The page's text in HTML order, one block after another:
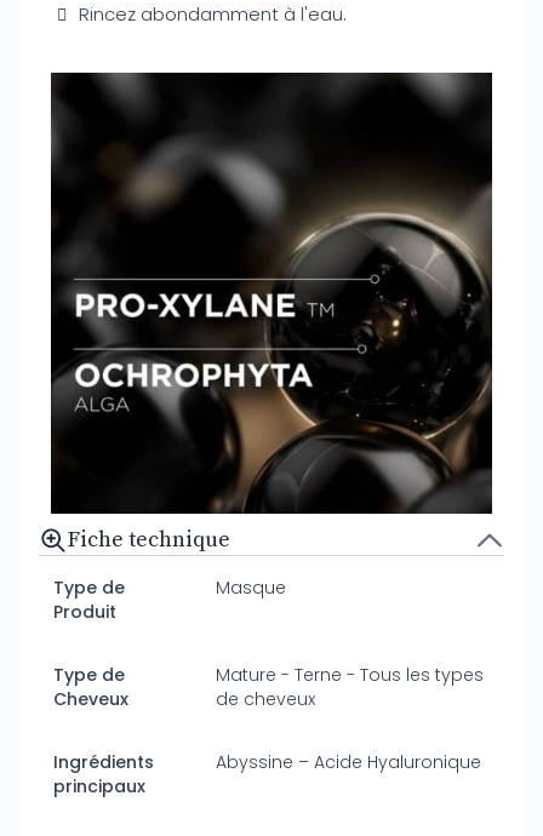
Rincez abondamment à l'eau.
Fiche technique
Type de
Produit
Masque
Type de
Cheveux
Mature - Terne - Tous les types
de cheveux
Ingrédients
principaux
Abyssine – Acide Hyaluronique